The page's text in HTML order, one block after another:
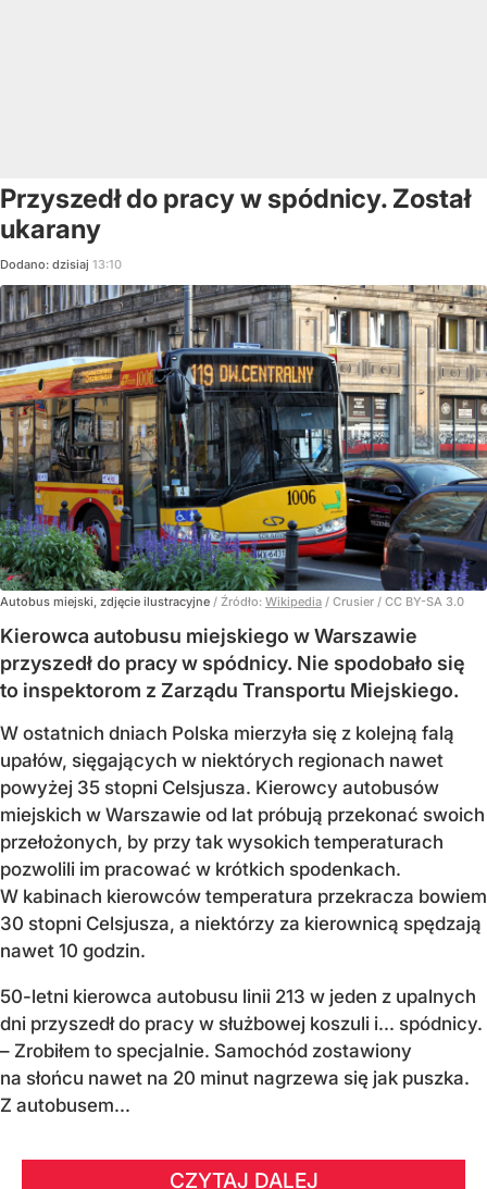
Przyszedł do pracy w spódnicy. Został
ukarany
Dodano: dzisiaj 13:10
Autobus miejski, zdjęcie ilustracyjne / Źródło: Wikipedia / Crusier / CC BY-SA 3.0
Kierowca autobusu miejskiego w Warszawie
przyszedł do pracy w spódnicy. Nie spodobało się
to inspektorom z Zarządu Transportu Miejskiego.
W ostatnich dniach Polska mierzyła się z kolejną falą
upałów, sięgających w niektórych regionach nawet
powyżej 35 stopni Celsjusza. Kierowcy autobusów
miejskich w Warszawie od lat próbują przekonać swoich
przełożonych, by przy tak wysokich temperaturach
pozwolili im pracować w krótkich spodenkach.
W kabinach kierowców temperatura przekracza bowiem
30 stopni Celsjusza, a niektórzy za kierownicą spędzają
nawet 10 godzin.
50-letni kierowca autobusu linii 213 w jeden z upalnych
dni przyszedł do pracy w służbowej koszuli i... spódnicy.
– Zrobiłem to specjalnie. Samochód zostawiony
na słońcu nawet na 20 minut nagrzewa się jak puszka.
Z autobusem...
CZYTAJ DALEJ